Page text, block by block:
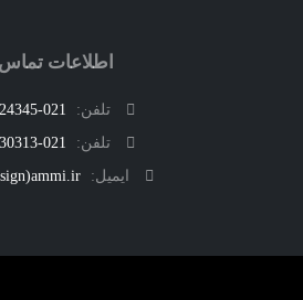
اطلاعات تماس
تلفن:
021-88424345
تلفن:
021-88430313
ایمیل:
info(atsign)ammi.ir